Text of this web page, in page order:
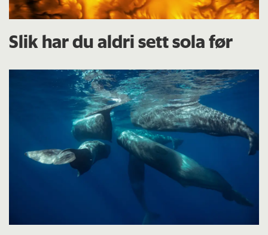
Slik har du aldri sett sola før